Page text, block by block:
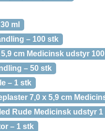
ml
– 100 stk
cm Medicinsk udstyr
– 50 stk
– 1 stk
7,0 x 5,9 cm
Rude Medicinsk udstyr 1
– 1 stk